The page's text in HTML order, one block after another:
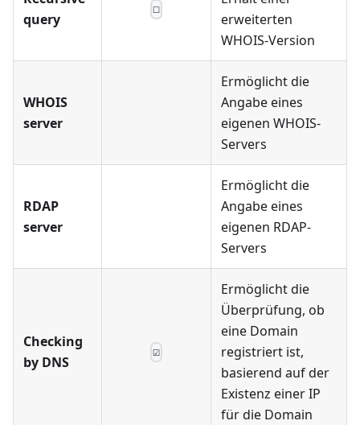
query
☐
erweiterten
WHOIS-Version
WHOIS
server
Ermöglicht die
Angabe eines
eigenen WHOIS-
Servers
RDAP
server
Ermöglicht die
Angabe eines
eigenen RDAP-
Servers
Checking
by DNS
☑
Ermöglicht die
Überprüfung, ob
eine Domain
registriert ist,
basierend auf der
Existenz einer IP
für die Domain